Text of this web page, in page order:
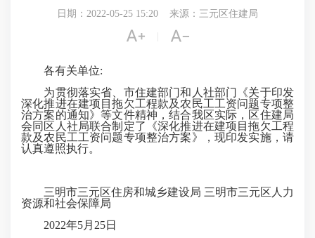
日期：2022-05-25 15:20 来源：三元区住建局
 
各有关单位:
为贯彻落实省、市住建部门和人社部门《关于印发
深化推进在建项目拖欠工程款及农民工工资问题专项整
治方案的通知》等文件精神，结合我区实际，区住建局
会同区人社局联合制定了《深化推进在建项目拖欠工程
款及农民工工资问题专项整治方案》，现印发实施，请
认真遵照执行。
三明市三元区住房和城乡建设局 三明市三元区人力
资源和社会保障局
2022年5月25日